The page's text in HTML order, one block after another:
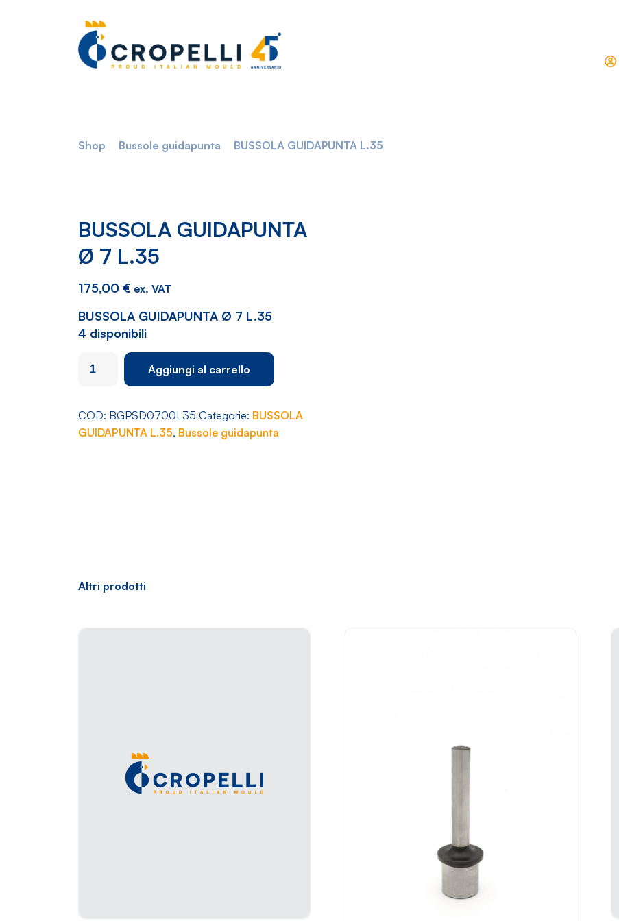
Shop Bussole guidapunta BUSSOLA GUIDAPUNTA L.35
BUSSOLA GUIDAPUNTA
Ø 7 L.35
175,00 € ex. VAT
BUSSOLA GUIDAPUNTA Ø 7 L.35
4 disponibili
BUSSOLA
GUIDAPUNTA
7
L.35
Aggiungi al carrello
COD: BGPSD0700L35 Categorie: BUSSOLA
GUIDAPUNTA L.35, Bussole guidapunta
Altri prodotti